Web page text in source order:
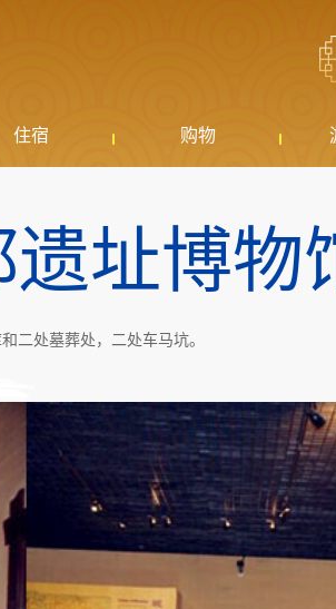
住宿 购物
址博物
二处墓葬处，二处车马坑。